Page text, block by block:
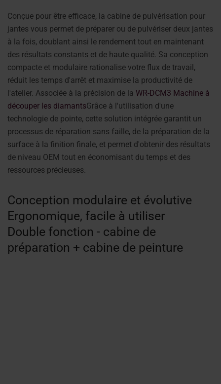
Conçue pour être efficace, la cabine de pulvérisation pour
jantes vous permet de préparer ou de pulvériser deux jantes
à la fois, doublant ainsi le rendement tout en maintenant
des résultats constants et de haute qualité. Sa conception
compacte et modulaire rationalise votre flux de travail,
réduit les temps d'arrêt et maximise la productivité de
l'atelier. Associée à la précision de la WR-DCM3 Machine à
découper les diamantsGrâce à l'utilisation d'une
technologie de pointe, cette solution intégrée garantit un
processus de réparation sans faille, de la préparation de la
surface à la finition finale, et permet d'obtenir des résultats
de niveau OEM tout en économisant du temps et des
ressources précieuses.
Conception modulaire et évolutive
Ergonomique, facile à utiliser
Double fonction - cabine de
préparation + cabine de peinture